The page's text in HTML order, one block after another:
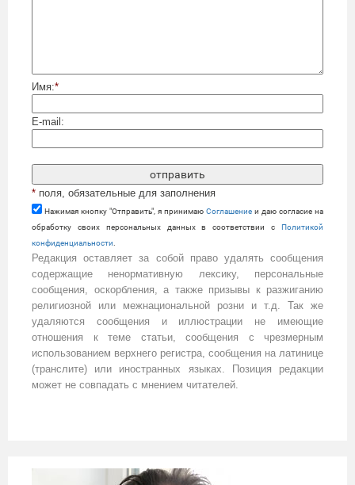
Имя:*
E-mail:
* поля, обязательные для заполнения
Нажимая кнопку "Отправить", я принимаю Cоглашение и даю согласие на
обработку своих персональных данных в соответствии с Политикой
конфиденциальности.
Редакция оставляет за собой право удалять сообщения
содержащие ненормативную лексику, персональные
сообщения, оскорбления, а также призывы к разжиганию
религиозной или межнациональной розни и т.д. Так же
удаляются сообщения и иллюстрации не имеющие
отношения к теме статьи, сообщения с чрезмерным
использованием верхнего регистра, сообщения на латинице
(транслите) или иностранных языках. Позиция редакции
может не совпадать с мнением читателей.